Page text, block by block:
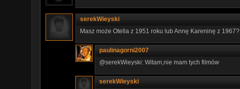
serekWieyski
Masz może Otella z 1951 roku lub Annę Kareninę z 1967?
paulinagorni2007
@serekWieyski: Witam,nie mam tych filmów
serekWieyski